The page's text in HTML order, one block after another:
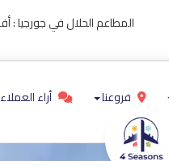
فروعنا أراء العملاء